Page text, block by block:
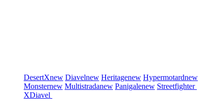
DesertXnew Diavelnew Heritagenew Hypermotardnew
Monsternew Multistradanew Panigalenew Streetfighter
XDiavel